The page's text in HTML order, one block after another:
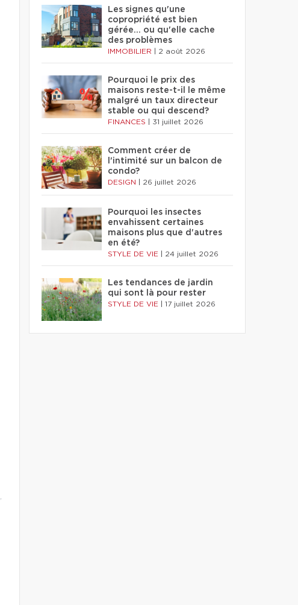
Les signes qu'une
copropriété est bien
gérée… ou qu'elle cache
des problèmes
IMMOBILIER 2 août 2026
Pourquoi le prix des
maisons reste-t-il le même
malgré un taux directeur
stable ou qui descend?
FINANCES 31 juillet 2026
Comment créer de
l'intimité sur un balcon de
condo?
DESIGN 26 juillet 2026
Pourquoi les insectes
envahissent certaines
maisons plus que d'autres
en été?
STYLE DE VIE 24 juillet 2026
Les tendances de jardin
qui sont là pour rester
STYLE DE VIE 17 juillet 2026